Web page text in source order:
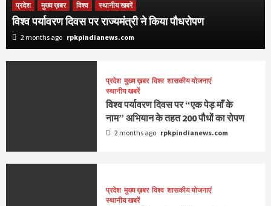
प्रदेश मुख्य ख़बर विश्व स्थानीय खबरें
विश्व पर्यावरण दिवस पर राज्यमंत्री ने किया पौधरोपण
2 months ago rpkpindianews.com
प्रदेश मुख्य ख़बर विश्व शासकीय योजनाएं
स्थानीय खबरें
विश्व पर्यावरण दिवस पर “एक पेड़ माँ के
नाम” अभियान के तहत 200 पौधों का रोपण
2 months ago rpkpindianews.com
प्रदेश मुख्य ख़बर विश्व शासकीय योजनाएं
स्थानीय खबरें